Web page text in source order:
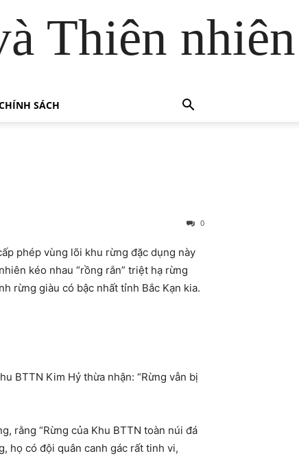
Thiên nhiên
SÁCH
0
phép vùng lõi khu rừng đặc dụng này
kéo nhau “rồng rắn” triệt hạ rừng
rừng giàu có bậc nhất tỉnh Bắc Kạn kia.
BTTN Kim Hỷ thừa nhận: “Rừng vẫn bị
rằng “Rừng của Khu BTTN toàn núi đá
họ có đội quân canh gác rất tinh vi,